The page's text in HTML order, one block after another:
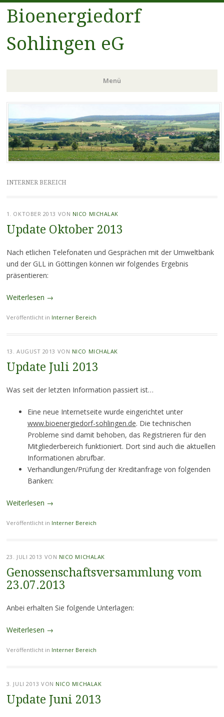
Bioenergiedorf
Sohlingen eG
Menü
Zum
Inhalt
springen
INTERNER BEREICH
1. OKTOBER 2013 VON NICO MICHALAK
Update Oktober 2013
Nach etlichen Telefonaten und Gesprächen mit der Umweltbank
und der GLL in Göttingen können wir folgendes Ergebnis
präsentieren:
Weiterlesen →
Veröffentlicht in Interner Bereich
13. AUGUST 2013 VON NICO MICHALAK
Update Juli 2013
Was seit der letzten Information passiert ist…
Eine neue Internetseite wurde eingerichtet unter
www.bioenergiedorf-sohlingen.de. Die technischen
Probleme sind damit behoben, das Registrieren für den
Mitgliederbereich funktioniert. Dort sind auch die aktuellen
Informationen abrufbar.
Verhandlungen/Prüfung der Kreditanfrage von folgenden
Banken:
Weiterlesen →
Veröffentlicht in Interner Bereich
23. JULI 2013 VON NICO MICHALAK
Genossenschaftsversammlung vom
23.07.2013
Anbei erhalten Sie folgende Unterlagen:
Weiterlesen →
Veröffentlicht in Interner Bereich
3. JULI 2013 VON NICO MICHALAK
Update Juni 2013